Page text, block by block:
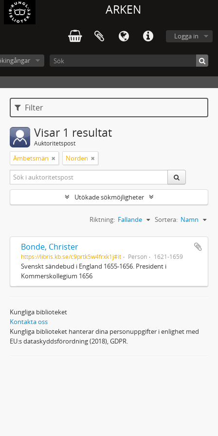
ARKEN
Logga in
Filter
Visar 1 resultat
Auktoritetspost
Ämbetsmän Norden
Utökade sökmöjligheter
Sortera: Namn
Riktning: Fallande
Bonde, Christer
https://libris.kb.se/c9prtk5w4frxk1j#it Person 1621-1659
Svenskt sändebud i England 1655-1656. President i
Kommerskollegium 1656
Kungliga biblioteket
Kontakta oss
Kungliga biblioteket hanterar dina personuppgifter i enlighet med
EU:s dataskyddsförordning (2018), GDPR.